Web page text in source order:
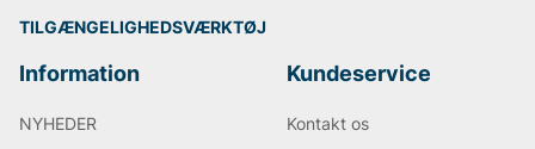
TILGÆNGELIGHEDSVÆRKTØJ
Information
NYHEDER
Kundeservice
Kontakt os